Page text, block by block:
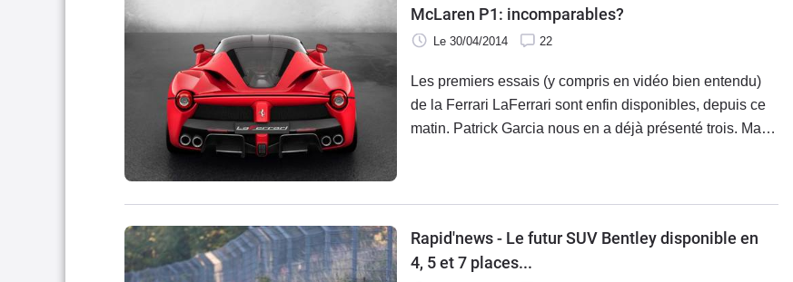
McLaren P1: incomparables?
Le 30/04/2014 22
Les premiers essais (y compris en vidéo bien entendu)
de la Ferrari LaFerrari sont enfin disponibles, depuis ce
matin. Patrick Garcia nous en a déjà présenté trois. Mais
Rapid'news - Le futur SUV Bentley disponible en
4, 5 et 7 places...